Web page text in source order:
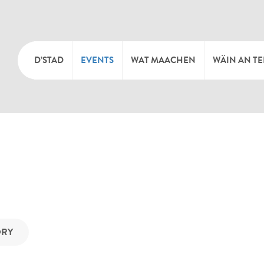
D’STAD EVENTS WAT MAACHEN WÄIN AN